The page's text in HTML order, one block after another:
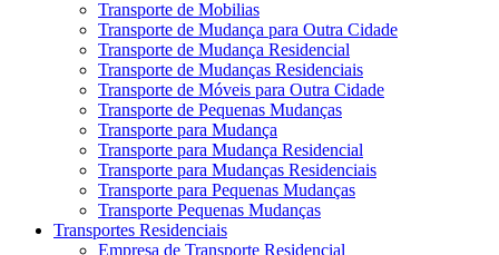
Transporte de Mobilias
Transporte de Mudança para Outra Cidade
Transporte de Mudança Residencial
Transporte de Mudanças Residenciais
Transporte de Móveis para Outra Cidade
Transporte de Pequenas Mudanças
Transporte para Mudança
Transporte para Mudança Residencial
Transporte para Mudanças Residenciais
Transporte para Pequenas Mudanças
Transporte Pequenas Mudanças
Transportes Residenciais
Empresa de Transporte Residencial